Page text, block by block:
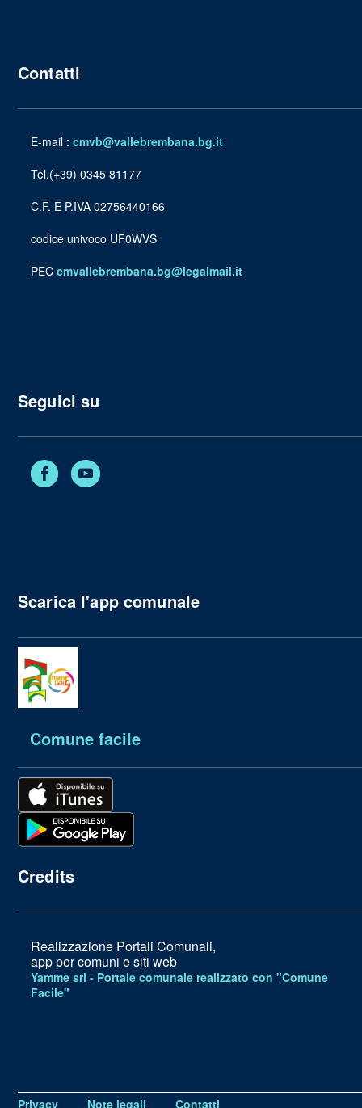
Contatti
E-mail : cmvb@vallebrembana.bg.it
Tel.(+39) 0345 81177
C.F. E P.IVA 02756440166
codice univoco UF0WVS
PEC cmvallebrembana.bg@legalmail.it
Seguici su
Facebook
Scarica l'app comunale
Comune facile
Credits
Realizzazione Portali Comunali,
app per comuni e siti web
Yamme srl - Portale comunale realizzato con "Comune
Facile"
Privacy Note legali Contatti